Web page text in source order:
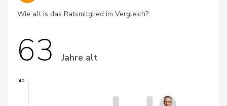
Wie alt is das Ratsmitglied im Vergleich?
63 Jahre alt
40